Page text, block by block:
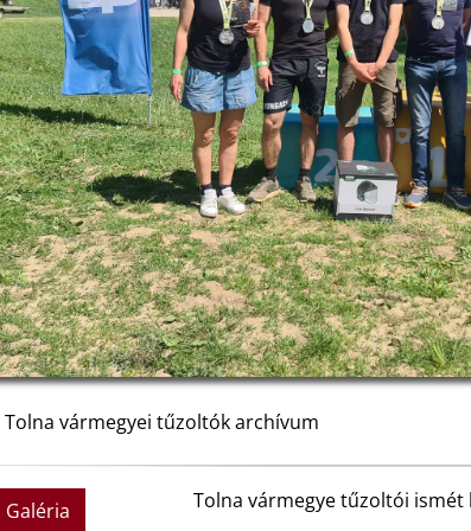
Tolna vármegyei tűzoltók archívum
Galéria Tolna vármegye tűzoltói